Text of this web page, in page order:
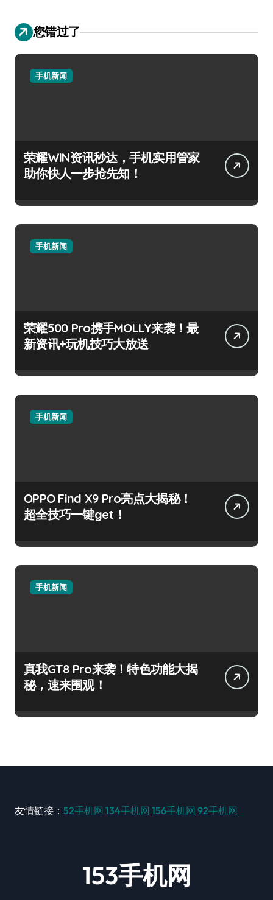
您错过了
手机新闻
荣耀WIN资讯秒达，手机实用管家
助你快人一步抢先知！
手机新闻
荣耀500 Pro携手MOLLY来袭！最
新资讯+玩机技巧大放送
手机新闻
OPPO Find X9 Pro亮点大揭秘！
超全技巧一键get！
手机新闻
真我GT8 Pro来袭！特色功能大揭
秘，速来围观！
友情链接： 52手机网 134手机网 156手机网 92手机网
153手机网